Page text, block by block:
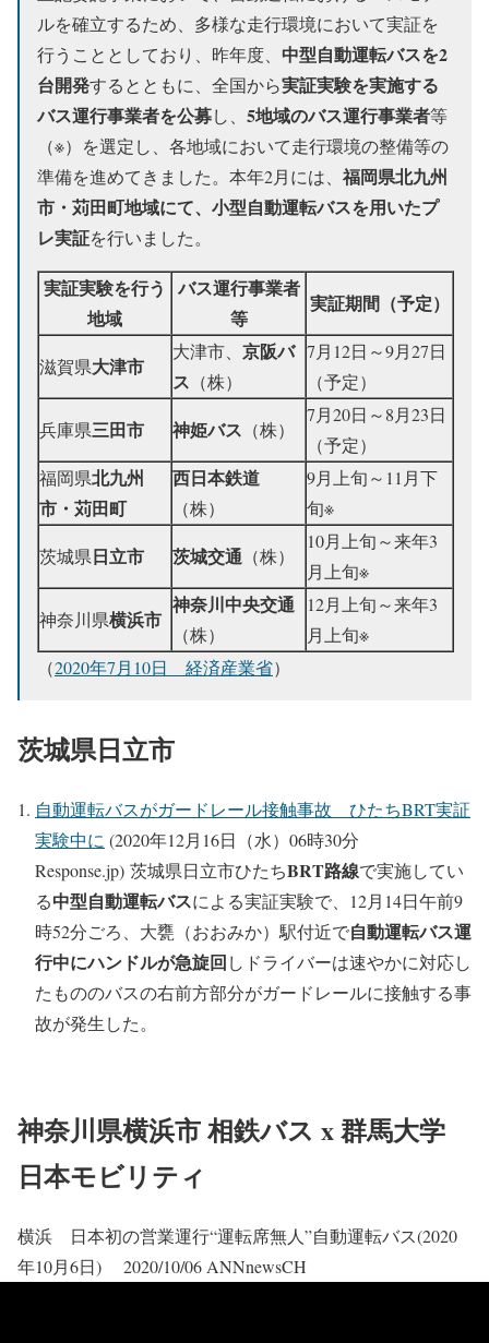
ルを確立するため、多様な走行環境において実証を
行うこととしており、昨年度、 中型自動運転バスを2
台開発するとともに、全国から実証実験を実施する
バス運行事業者を公募し、 5地域のバス運行事業者等
（※）を選定し、各地域において走行環境の整備等の
準備を進めてきました。本年2月には、 福岡県北九州
市・苅田町地域にて、小型自動運転バスを用いたプ
レ実証を行いました。
実証実験を行う
地域
バス運行事業者
等
実証期間（予定）
滋賀県大津市
大津市、 京阪バ
ス （株）
7月12日～9月27日
（予定）
兵庫県三田市 神姫バス （株）
7月20日～8月23日
（予定）
福岡県北九州
市・苅田町
西日本鉄道
（株）
9月上旬～11月下
旬※
茨城県日立市 茨城交通 （株）
10月上旬～来年3
月上旬※
神奈川県横浜市
神奈川中央交通
（株）
12月上旬～来年3
月上旬※
（2020年7月10日 経済産業省）
茨城県日立市
自動運転バスがガードレール接触事故 ひたちBRT実証
実験中に (2020年12月16日（水）06時30分
Response.jp) 茨城県日立市ひたちBRT路線で実施してい
る中型自動運転バスによる実証実験で、12月14日午前9
時52分ごろ、大甕（おおみか）駅付近で自動運転バス運
行中にハンドルが急旋回しドライバーは速やかに対応し
たもののバスの右前方部分がガードレールに接触する事
故が発生した。
神奈川県横浜市 相鉄バス x 群馬大学
日本モビリティ
横浜 日本初の営業運行“運転席無人”自動運転バス(2020
年10月6日) 2020/10/06 ANNnewsCH